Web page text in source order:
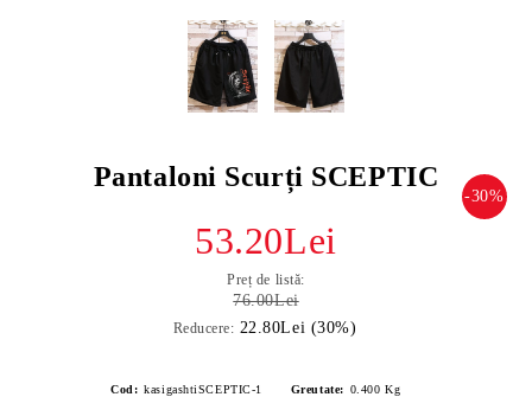
Pantaloni Scurți SCEPTIC
-30%
53.20Lei
Preț de listă:
76.00Lei
Reducere: 22.80Lei (30%)
Cod: kasigashtiSCEPTIC-1 Greutate: 0.400 Kg